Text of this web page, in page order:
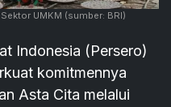
UMKM (sumber: BRI)
Indonesia (Persero)
komitmennya
Asta Cita melalui